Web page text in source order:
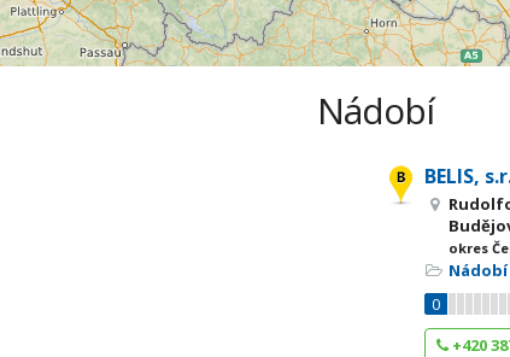
Nádobí
BELIS,
okres
Nádobí
0
+420